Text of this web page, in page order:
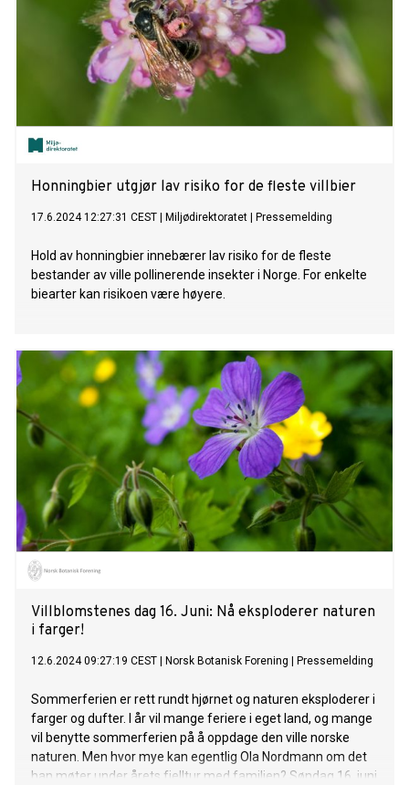
Honningbier utgjør lav risiko for de fleste villbier
17.6.2024 12:27:31 CEST Miljødirektoratet Pressemelding
Hold av honningbier innebærer lav risiko for de fleste
bestander av ville pollinerende insekter i Norge. For enkelte
biearter kan risikoen være høyere.
Villblomstenes dag 16. Juni: Nå eksploderer naturen
i farger!
12.6.2024 09:27:19 CEST Norsk Botanisk Forening Pressemelding
Sommerferien er rett rundt hjørnet og naturen eksploderer i
farger og dufter. I år vil mange feriere i eget land, og mange
vil benytte sommerferien på å oppdage den ville norske
naturen. Men hvor mye kan egentlig Ola Nordmann om det
han møter under årets fjelltur med familien? Søndag 16. juni